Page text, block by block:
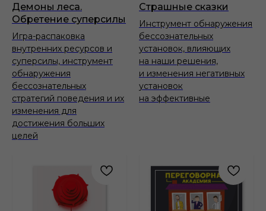
Демоны леса.
Обретение суперсилы
Игра-распаковка
внутренних ресурсов и
суперсилы, инструмент
обнаружения
бессознательных
стратегий поведения и их
изменения для
достижения больших
целей
Страшные сказки
Инструмент обнаружения
бессознательных
установок, влияющих
на наши решения,
и изменения негативных
установок
на эффективные